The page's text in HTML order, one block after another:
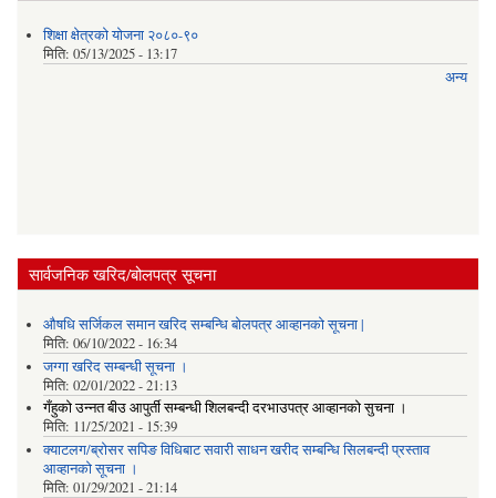
शिक्षा क्षेत्रको योजना २०८०-९०
मिति: 05/13/2025 - 13:17
अन्य
सार्वजनिक खरिद/बोलपत्र सूचना
औषधि सर्जिकल समान खरिद सम्बन्धि बोलपत्र आव्हानको सूचना |
मिति: 06/10/2022 - 16:34
जग्गा खरिद सम्बन्धी सूचना ।
मिति: 02/01/2022 - 21:13
गँहुकाे उन्नत बीउ आपुर्ती सम्बन्धी शिलबन्दी दरभाउपत्र आव्हानकाे सुचना ।
मिति: 11/25/2021 - 15:39
क्याटलग/ब्रोसर सपिङ विधिबाट सवारी साधन खरीद सम्बन्धि सिलबन्दी प्रस्ताव
आव्हानको सूचना ।
मिति: 01/29/2021 - 21:14